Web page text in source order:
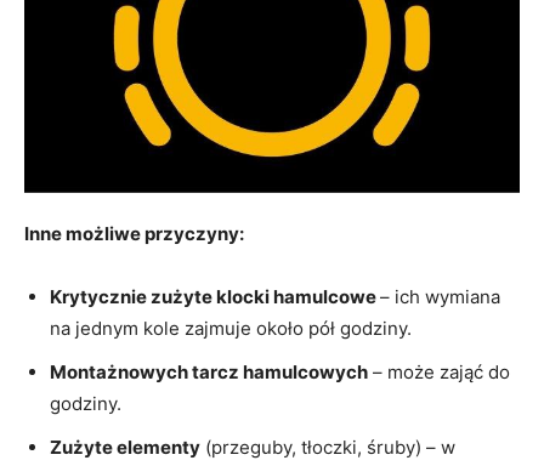
Inne możliwe przyczyny:
Krytycznie zużyte klocki hamulcowe– ich wymiana
na jednym kole zajmuje około pół godziny.
Montażnowych tarcz hamulcowych – może zająć do
godziny.
Zużyte elementy (przeguby, tłoczki, śruby) – w